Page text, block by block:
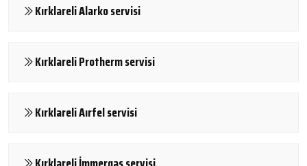
Kırklareli Alarko servisi
Kırklareli Protherm servisi
Kırklareli Aırfel servisi